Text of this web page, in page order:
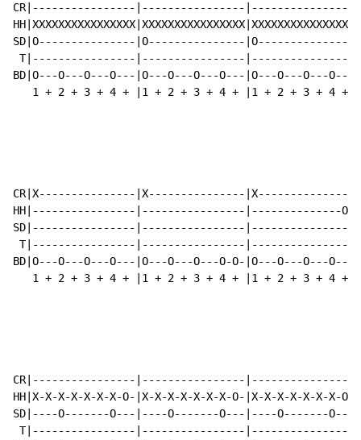
CR|----------------|----------------|----------------
SD|O---------------|O---------------
T|----------------|----------------
BD|O---O---O---O---|O---O---O---O---|O---O---O---
1 + 2 + 3 + 4 + |1 + 2 + 3 + 4 + |1 + 2 + 3 + 4 +
CR|X---------------|X---------------|X---------------
HH|----------------|----------------|--------------O-
SD|----------------|----------------|----------------
T|----------------|----------------|----------------
BD|O---O---O---O---|O---O---O---O-O-|O---O---O---
1 + 2 + 3 + 4 + |1 + 2 + 3 + 4 + |1 + 2 + 3 + 4 +
CR|----------------|----------------
HH|X-X-X-X-X-X-X-O-|X-X-X-X-X-X-X-O-|X-X-X-X-X-X-X-
SD|----O-------O---|----O-------O---|----O-------
T|----------------|----------------